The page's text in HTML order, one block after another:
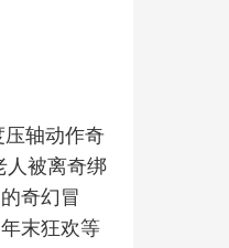
压轴动作奇
人被离奇绑
奇幻冒
末狂欢等